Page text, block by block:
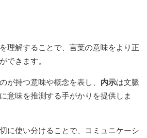
理解することで、言葉の意味をより正
できます。
が持つ意味や概念を表し、 内示は文脈
意味を推測する手がかりを提供しま
に使い分けることで、コミュニケーシ